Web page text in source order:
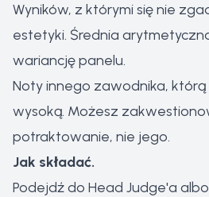
Wyników, z którymi się nie
estetyki. Średnia
wariancję panelu.
Noty innego zawodnika,
wysoką. Możesz
potraktowanie, nie jego.
Jak składać.
Podejdź do Head Judge'a